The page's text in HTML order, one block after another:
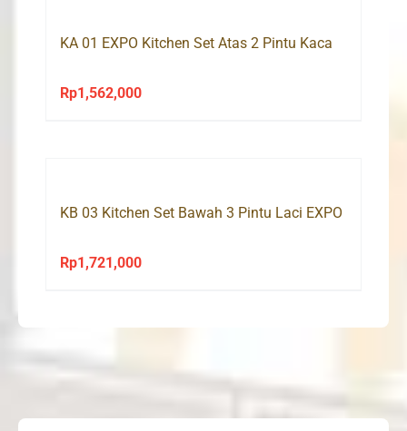
KA 01 EXPO Kitchen Set Atas 2 Pintu Kaca
Rp1,562,000
KB 03 Kitchen Set Bawah 3 Pintu Laci EXPO
Rp1,721,000